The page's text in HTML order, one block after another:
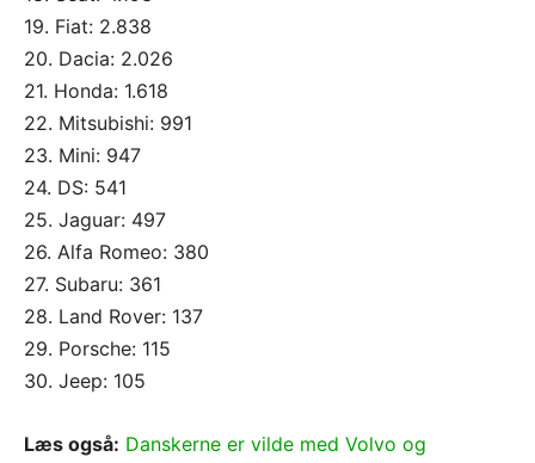
19. Fiat: 2.838
20. Dacia: 2.026
21. Honda: 1.618
22. Mitsubishi: 991
23. Mini: 947
24. DS: 541
25. Jaguar: 497
26. Alfa Romeo: 380
27. Subaru: 361
28. Land Rover: 137
29. Porsche: 115
30. Jeep: 105
Læs også: Danskerne er vilde med Volvo og